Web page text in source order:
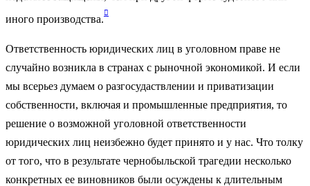
иного производства.

Ответственность юридических лиц в уголовном праве не
случайно возникла в странах с рыночной экономикой. И если
мы всерьез думаем о разгосудаствлении и приватизации
собственности, включая и промышленные предприятия, то
решение о возможной уголовной ответственности
юридических лиц неизбежно будет принято и у нас. Что толку
от того, что в результате чернобыльской трагедии несколько
конкретных ее виновников были осуждены к длительным